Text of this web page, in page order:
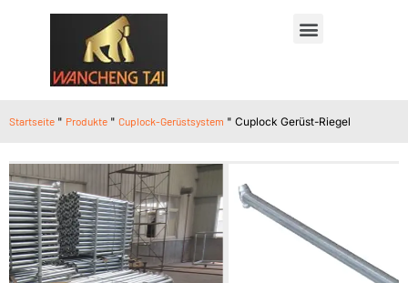
Startseite " Produkte " Cuplock-Gerüstsystem " Cuplock Gerüst-Riegel